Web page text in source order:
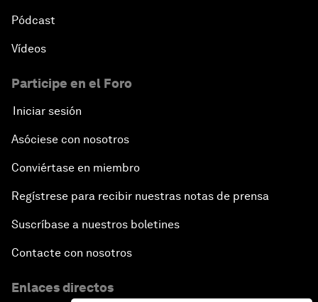
Pódcast
Vídeos
Participe en el Foro
Iniciar sesión
Asóciese con nosotros
Conviértase en miembro
Regístrese para recibir nuestras notas de prensa
Suscríbase a nuestros boletines
Contacte con nosotros
Enlaces directos